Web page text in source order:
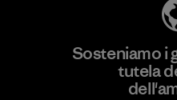
Sosteniamo i
tutela